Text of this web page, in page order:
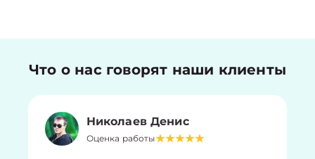
Что о нас говорят наши клиенты
Николаев Денис
Оценка работы